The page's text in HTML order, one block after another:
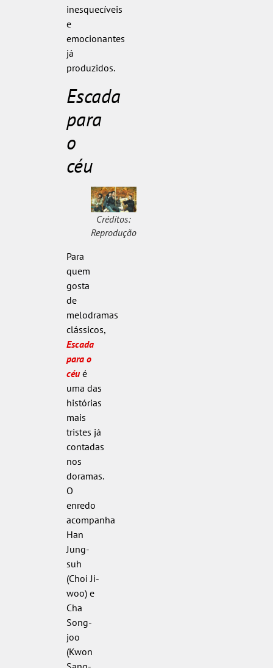
inesquecíveis
e
emocionantes
já
produzidos.
Escada
para
o
céu
Créditos:
Reprodução
Para
quem
gosta
de
melodramas
clássicos,
Escada
para o
céué
uma das
histórias
mais
tristes já
contadas
nos
doramas.
O
enredo
acompanha
Han
Jung-
suh
(Choi Ji-
woo) e
Cha
Song-
joo
(Kwon